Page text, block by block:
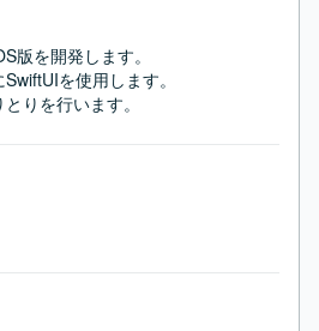
版を開発します。
を使用します。
りを行います。